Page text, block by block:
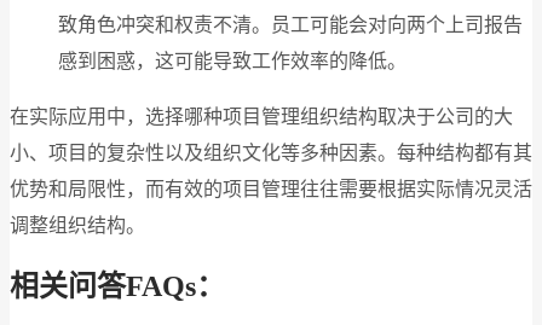
致角色冲突和权责不清。员工可能会对向两个上司报告
感到困惑，这可能导致工作效率的降低。
在实际应用中，选择哪种项目管理组织结构取决于公司的大
小、项目的复杂性以及组织文化等多种因素。每种结构都有其
优势和局限性，而有效的项目管理往往需要根据实际情况灵活
调整组织结构。
相关问答FAQs：